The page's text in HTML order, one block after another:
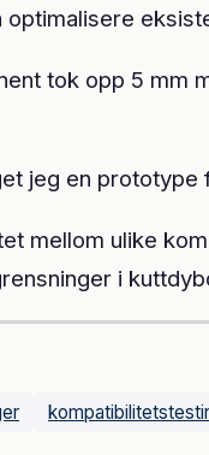
tok opp 5 mm
jeg en
mellom ulike
i